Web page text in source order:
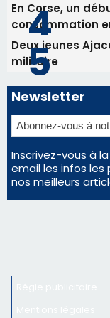
En Corse, un
consommation
Deux jeunes
militaire
Newsletter
Inscrivez-vous à
email les infos
nos meilleurs